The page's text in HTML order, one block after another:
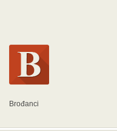
Brođanci